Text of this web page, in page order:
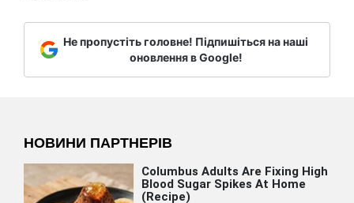
Не пропустіть головне! Підпишіться на наші
оновлення в Google!